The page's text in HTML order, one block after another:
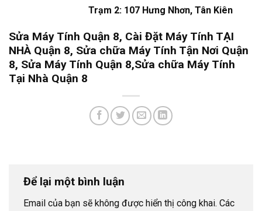
Trạm 2: 107 Hưng Nhơn, Tân Kiên
Sửa Máy Tính Quận 8, Cài Đặt Máy Tính TẠI
NHÀ Quận 8, Sửa chữa Máy Tính Tận Nơi Quận
8, Sửa Máy Tính Quận 8,Sửa chữa Máy Tính
Tại Nhà Quận 8
Để lại một bình luận
Email của bạn sẽ không được hiển thị công khai. Các